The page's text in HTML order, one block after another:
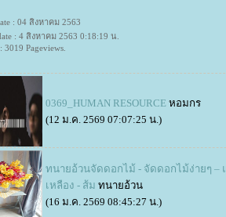
: 04 สิงหาคม 2563
: 4 สิงหาคม 2563 0:18:19 น.
3019 Pageviews.
0369_HUMAN RESOURCE หอมกร
(12 ม.ค. 2569 07:07:25 น.)
ทนายอ้วนจัดดอกไม้ - จัดดอกไม้ง่ายๆ –
เหลือง - ส้ม ทนายอ้วน
(16 ม.ค. 2569 08:45:27 น.)